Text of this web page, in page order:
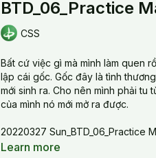
BTD_06_Practice
CSS
Bất cứ việc gì mà mình làm quen
lập cái gốc. Gốc đây là tình
mới sinh ra. Cho nên mình phải
của mình nó mới mở ra được.
20220327 Sun_BTD_06_Practice
Learn more